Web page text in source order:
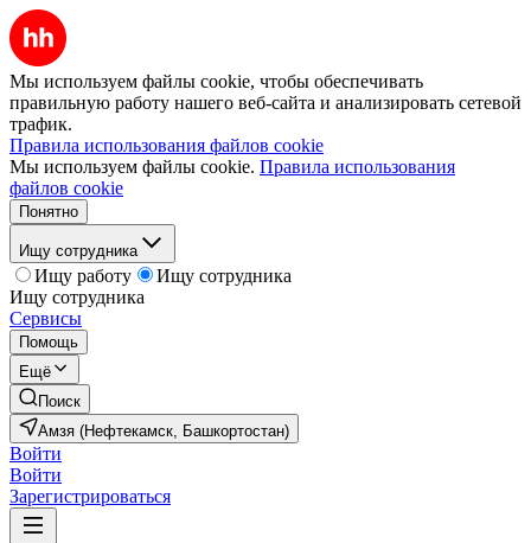
Мы используем файлы cookie, чтобы обеспечивать
правильную работу нашего веб-сайта и анализировать сетевой
трафик.
Правила использования файлов cookie
Мы используем файлы cookie. Правила использования
файлов cookie
Понятно
Ищу сотрудника
Ищу работу
Ищу сотрудника
Ищу сотрудника
Сервисы
Помощь
Ещё
Поиск
Амзя (Нефтекамск, Башкортостан)
Войти
Войти
Зарегистрироваться